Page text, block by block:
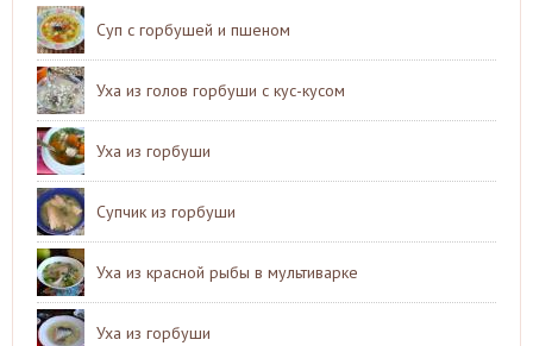
Суп с горбушей и пшеном
Уха из голов горбуши с кус-кусом
Уха из горбуши
Супчик из горбуши
Уха из красной рыбы в мультиварке
Уха из горбуши